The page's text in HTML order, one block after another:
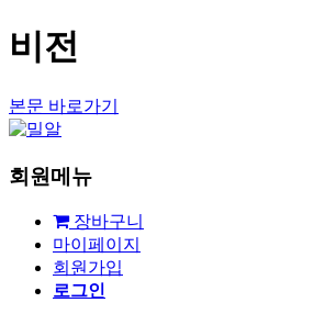
비전
본문 바로가기
회원메뉴
장바구니
마이페이지
회원가입
로그인